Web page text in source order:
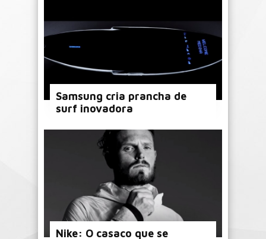
Samsung cria prancha de
surf inovadora
Nike: O casaco que se